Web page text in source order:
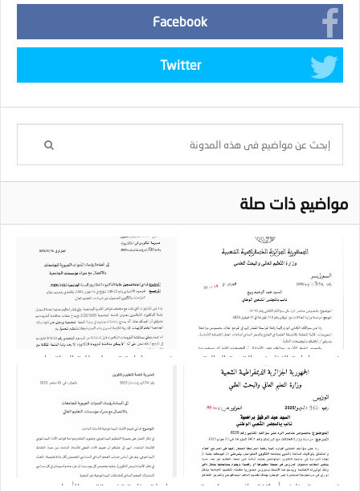
Facebook
Twitter
مواضيع ذات صلة
بخصوص إعادة النظر في القيمة المالية
للتربصات الخاصة بتحسين المستوى بالخارج
بخصوص اعادة تسجيل طلبة الدكتوراه
النظاميين
بخصوص توظيف أساتذة دائمين بجامعة
مراسلة وزارية تخص تقييم الأعباء